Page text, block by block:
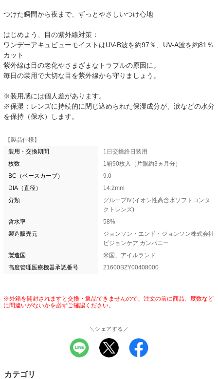
つけた瞬間から夜まで、ずっとやさしいつけ心地
はじめよう、目の紫外線対策：
ワンデーアキュビューモイストはUV-B波を約97％、UV-A波を約81％
カット
紫外線は目の老化やさまざまなトラブルの原因に。
毎日の装用で大切な目を紫外線から守りましょう。
※装用感には個人差があります。
※保湿：レンズに持続的に閉じ込められた保湿成分が、涙などの水分
を保持（保水）します。
【製品仕様】
装用・交換期間
1日交換終日装用
枚数
1箱90枚入（片眼約3ヵ月分）
BC（ベースカーブ）
9.0
DIA（直径）
14.2mm
分類
グループⅣ(イオン性高含水ソフトコンタ
クトレンズ)
含水率
58%
製造販売元
ジョンソン・エンド・ジョンソン株式会社
ビジョンケア カンパニー
製造国
米国、アイルランド
高度管理医療機器承認番号
21600BZY00408000
※外箱を開封されますと交換・返品できませんので、注文の前に商品、度数など
に間違いがないかを必ずご確認ください。
＼シェアする／
カテゴリ